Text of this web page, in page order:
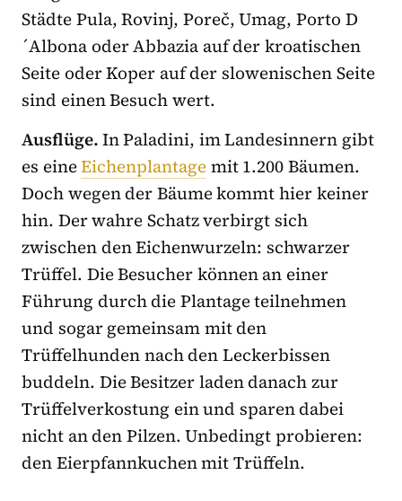
Städte Pula, Rovinj, Poreč, Umag, Porto D
´Albona oder Abbazia auf der kroatischen
Seite oder Koper auf der slowenischen Seite
sind einen Besuch wert.
Ausflüge.In Paladini, im Landesinnern gibt
es eineEichenplantagemit 1.200 Bäumen.
Doch wegen der Bäume kommt hier keiner
hin. Der wahre Schatz verbirgt sich
zwischen den Eichenwurzeln: schwarzer
Trüffel. Die Besucher können an einer
Führung durch die Plantage teilnehmen
und sogar gemeinsam mit den
Trüffelhunden nach den Leckerbissen
buddeln. Die Besitzer laden danach zur
Trüffelverkostung ein und sparen dabei
nicht an den Pilzen. Unbedingt probieren:
den Eierpfannkuchen mit Trüffeln.